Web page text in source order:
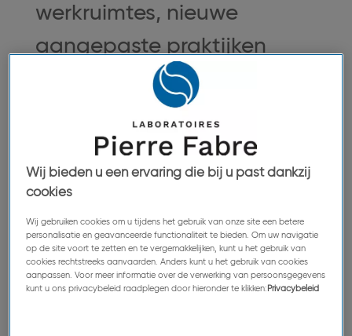
werkruimtes, nieuwe
aangepaste praktijken
zoals telewerken en zelfs de
organisatie van
sportevenementen. Deze
initiatieven zijn in
bedrijfswaarden, die
voortdurend in ontwikkeling
Wij bieden u een ervaring die bij u past dankzij
cookies
Wij gebruiken cookies om u tijdens het gebruik van onze site een betere
personalisatie en geavanceerde functionaliteit te bieden. Om uw navigatie
op de site voort te zetten en te vergemakkelijken, kunt u het gebruik van
cookies rechtstreeks aanvaarden. Anders kunt u het gebruik van cookies
aanpassen. Voor meer informatie over de verwerking van persoonsgegevens
kunt u ons privacybeleid raadplegen door hieronder te klikken: Privacybeleid